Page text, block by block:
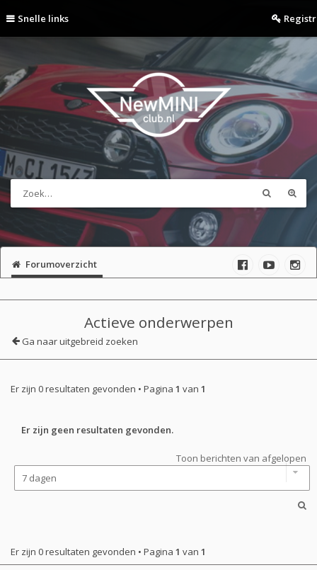
Snelle links
Forumoverzicht
Actieve onderwerpen
Ga naar uitgebreid zoeken
Er zijn 0 resultaten gevonden • Pagina 1 van 1
Er zijn geen resultaten gevonden.
Toon berichten van afgelopen
Er zijn 0 resultaten gevonden • Pagina 1 van 1